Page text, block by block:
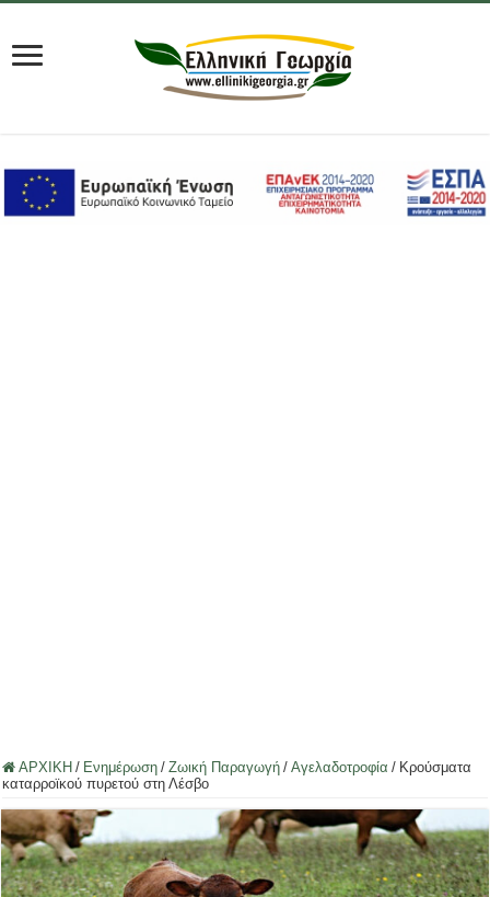
ΑΡΧΙΚΗ / Ενημέρωση / Ζωική Παραγωγή / Αγελαδοτροφία / Κρούσματα
καταρροϊκού πυρετού στη Λέσβο